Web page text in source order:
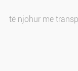
të njohur me